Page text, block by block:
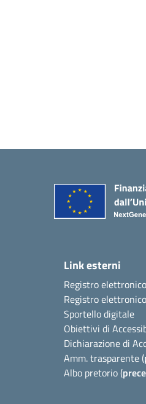
Link esterni
Registro
Registro
Sportello digitale
Obiettivi di
Dichiarazione di
Amm. trasparente (
Albo pretorio (